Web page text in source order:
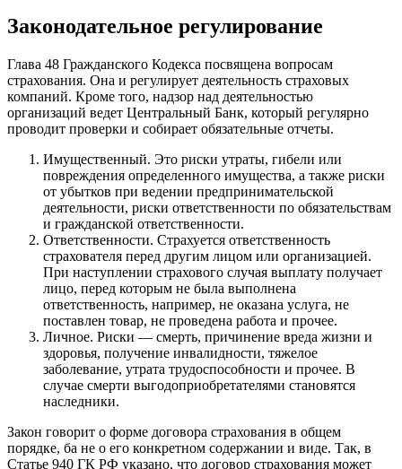
Законодательное регулирование
Глава 48 Гражданского Кодекса посвящена вопросам
страхования. Она и регулирует деятельность страховых
компаний. Кроме того, надзор над деятельностью
организаций ведет Центральный Банк, который регулярно
проводит проверки и собирает обязательные отчеты.
Имущественный. Это риски утраты, гибели или
повреждения определенного имущества, а также риски
от убытков при ведении предпринимательской
деятельности, риски ответственности по обязательствам
и гражданской ответственности.
Ответственности. Страхуется ответственность
страхователя перед другим лицом или организацией.
При наступлении страхового случая выплату получает
лицо, перед которым не была выполнена
ответственность, например, не оказана услуга, не
поставлен товар, не проведена работа и прочее.
Личное. Риски — смерть, причинение вреда жизни и
здоровья, получение инвалидности, тяжелое
заболевание, утрата трудоспособности и прочее. В
случае смерти выгодоприобретателями становятся
наследники.
Закон говорит о форме договора страхования в общем
порядке, ба не о его конкретном содержании и виде. Так, в
Статье 940 ГК РФ указано, что договор страхования может